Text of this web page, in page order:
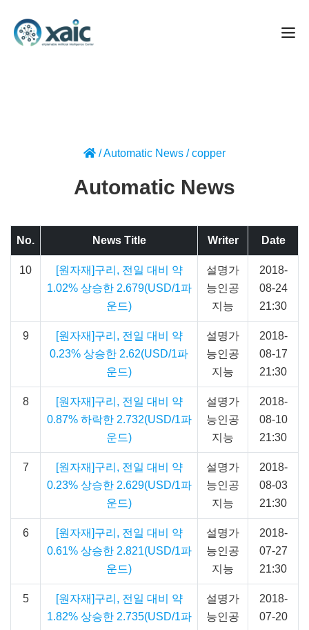
/Automatic News /copper
Automatic News
No. News Title Writer Date
10
[원자재]구리, 전일 대비 약
1.02% 상승한 2.679(USD/1파
운드)
설명가
능인공
지능
2018-
08-24
21:30
9
[원자재]구리, 전일 대비 약
0.23% 상승한 2.62(USD/1파
운드)
설명가
능인공
지능
2018-
08-17
21:30
8
[원자재]구리, 전일 대비 약
0.87% 하락한 2.732(USD/1파
운드)
설명가
능인공
지능
2018-
08-10
21:30
7
[원자재]구리, 전일 대비 약
0.23% 상승한 2.629(USD/1파
운드)
설명가
능인공
지능
2018-
08-03
21:30
6
[원자재]구리, 전일 대비 약
0.61% 상승한 2.821(USD/1파
운드)
설명가
능인공
지능
2018-
07-27
21:30
5
[원자재]구리, 전일 대비 약
1.82% 상승한 2.735(USD/1파
설명가
능인공
2018-
07-20